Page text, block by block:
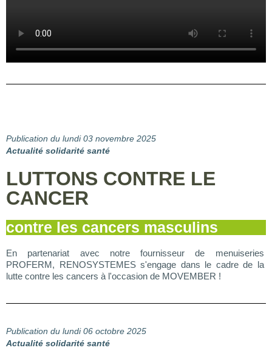
Publication du lundi 03 novembre 2025
Actualité solidarité santé
LUTTONS CONTRE LE
CANCER
contre les cancers masculins
En partenariat avec notre fournisseur de menuiseries
PROFERM, RENOSYSTEMES s'engage dans le cadre de la
lutte contre les cancers à l'occasion de MOVEMBER !
Publication du lundi 06 octobre 2025
Actualité solidarité santé